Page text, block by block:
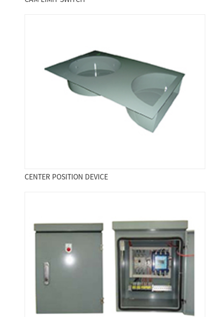
CENTER POSITION DEVICE